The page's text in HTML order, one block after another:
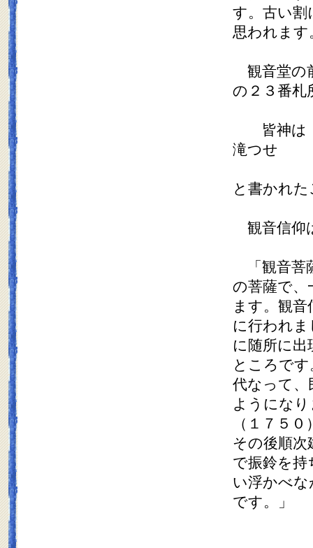
す。古い割
思われます
観音堂の
の２３番札
皆神は
滝つせ
と書かれ
観音信仰
「観音菩
の菩薩で、
ます。観
に行われ
に随所に
ところで
代なって、
ようになり
（１７５
その後順次
で振鈴を
い浮かべな
です。」